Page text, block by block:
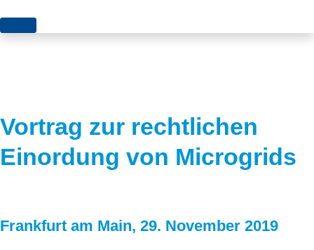
Themen
Flächen
Genehmigungen
Märkte
News
Blog
Über uns
Vortrag zur rechtlichen
Einordung von Microgrids
Frankfurt am Main, 29. November 2019